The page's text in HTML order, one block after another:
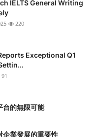
IELTS General Writing
220
Exceptional Q1
91
台的無限可能
企業發展的重要性